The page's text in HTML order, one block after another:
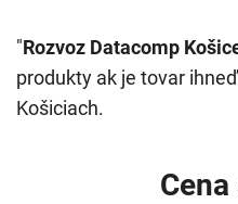
"Rozvoz Datacomp
produkty ak je tovar
Košiciach.